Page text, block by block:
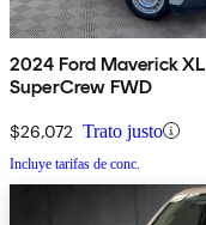
2024 Ford Maverick XL
SuperCrew FWD
$26,072 Trato justo
Incluye tarifas de conc.